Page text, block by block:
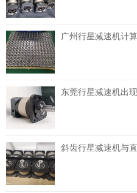
广州行星减速机计
东莞行星减速机出
斜齿行星减速机与